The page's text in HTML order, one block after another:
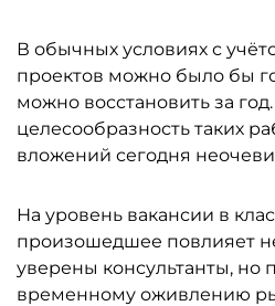
В обычных условиях с
проектов можно было бы
можно восстановить за
целесообразность таких
вложений сегодня
На уровень вакансии в
произошедшее повлияет
уверены консультанты, но
временному оживлению